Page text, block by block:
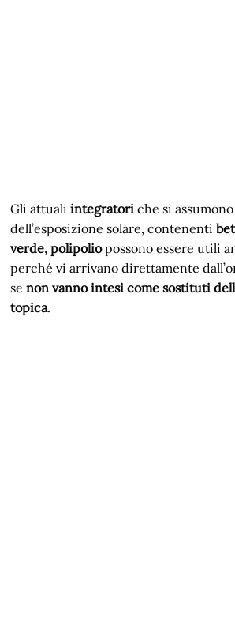
Gli attualiintegratori che si
dell’esposizione solare, contenenti
verde, polipoliopossono essere utili
perché vi arrivano direttamente
senon vanno intesi come sostituti
topica.